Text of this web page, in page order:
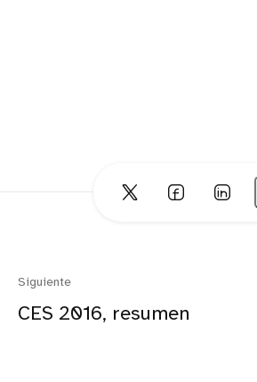
Siguiente
CES 2016, resumen